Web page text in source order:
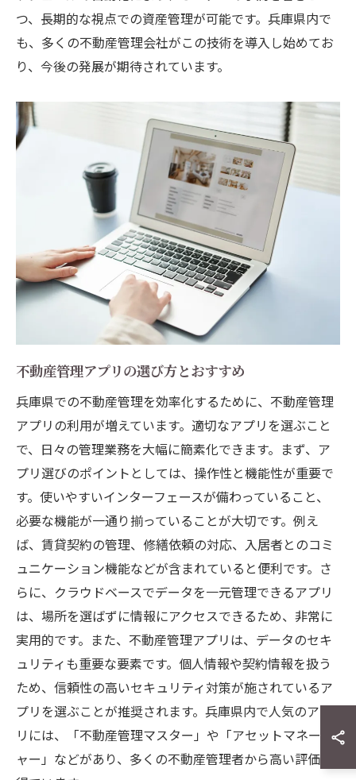
つ、長期的な視点での資産管理が可能です。兵庫県内で
も、多くの不動産管理会社がこの技術を導入し始めてお
り、今後の発展が期待されています。
不動産管理アプリの選び方とおすすめ
兵庫県での不動産管理を効率化するために、不動産管理
アプリの利用が増えています。適切なアプリを選ぶこと
で、日々の管理業務を大幅に簡素化できます。まず、ア
プリ選びのポイントとしては、操作性と機能性が重要で
す。使いやすいインターフェースが備わっていること、
必要な機能が一通り揃っていることが大切です。例え
ば、賃貸契約の管理、修繕依頼の対応、入居者とのコミ
ュニケーション機能などが含まれていると便利です。さ
らに、クラウドベースでデータを一元管理できるアプリ
は、場所を選ばずに情報にアクセスできるため、非常に
実用的です。また、不動産管理アプリは、データのセキ
ュリティも重要な要素です。個人情報や契約情報を扱う
ため、信頼性の高いセキュリティ対策が施されているア
プリを選ぶことが推奨されます。兵庫県内で人気のアプ
リには、「不動産管理マスター」や「アセットマネージ
ャー」などがあり、多くの不動産管理者から高い評価を